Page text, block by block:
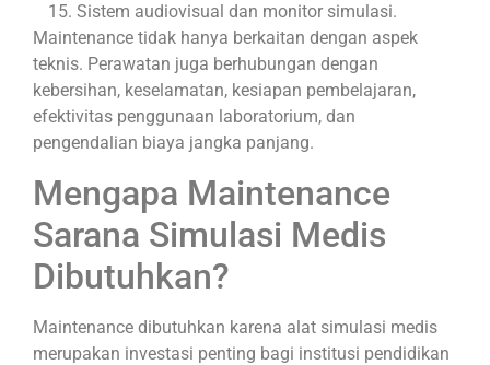
Sistem audiovisual dan monitor simulasi.
Maintenance tidak hanya berkaitan dengan aspek
teknis. Perawatan juga berhubungan dengan
kebersihan, keselamatan, kesiapan pembelajaran,
efektivitas penggunaan laboratorium, dan
pengendalian biaya jangka panjang.
Mengapa Maintenance
Sarana Simulasi Medis
Dibutuhkan?
Maintenance dibutuhkan karena alat simulasi medis
merupakan investasi penting bagi institusi pendidikan